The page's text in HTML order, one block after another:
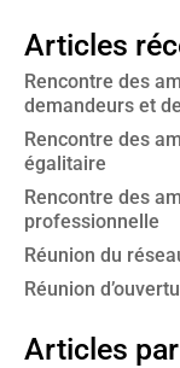
Articles
Rencontre des
demandeurs et
Rencontre des
égalitaire
Rencontre des
professionnelle
Réunion du
Réunion
Articles